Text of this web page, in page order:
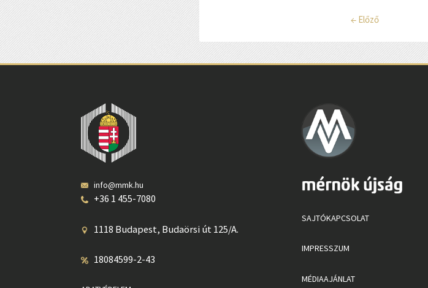
← Előző
info@mmk.hu
+36 1 455-7080
1118 Budapest, Budaörsi út 125/A.
18084599-2-43
SAJTÓKAPCSOLAT
IMPRESSZUM
MÉDIAAJÁNLAT